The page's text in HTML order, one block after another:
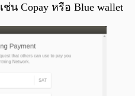
น Copay หรือ Blue wallet